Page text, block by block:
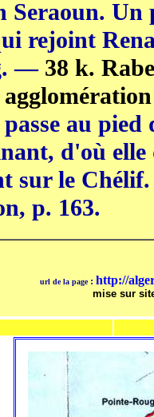
Un
rejoint
—38 k.
au
d'où elle
sur le Chélif.
p. 163.
url de la page: http://
mise sur